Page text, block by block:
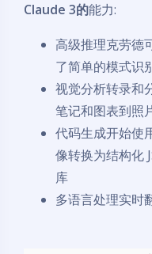
Claude 3的能力:
高级推理克劳德
了简单的模式识
视觉分析转录和
笔记和图表到照
代码生成开始使
像转换为结构化
库
多语言处理实时